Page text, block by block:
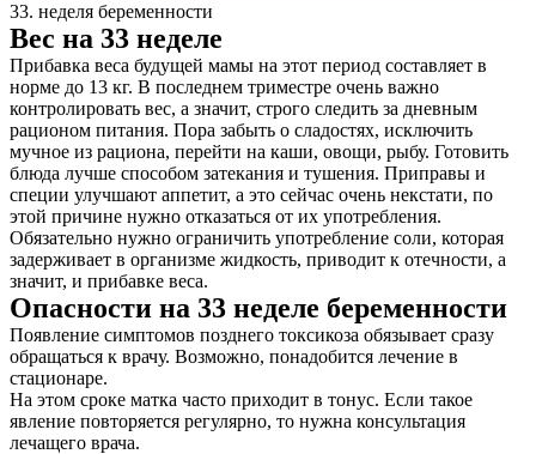
33. неделя беременности
Вес на 33 неделе
Прибавка веса будущей мамы на этот период составляет в
норме до 13 кг. В последнем триместре очень важно
контролировать вес, а значит, строго следить за дневным
рационом питания. Пора забыть о сладостях, исключить
мучное из рациона, перейти на каши, овощи, рыбу. Готовить
блюда лучше способом затекания и тушения. Приправы и
специи улучшают аппетит, а это сейчас очень некстати, по
этой причине нужно отказаться от их употребления.
Обязательно нужно ограничить употребление соли, которая
задерживает в организме жидкость, приводит к отечности, а
значит, и прибавке веса.
Опасности на 33 неделе беременности
Появление симптомов позднего токсикоза обязывает сразу
обращаться к врачу. Возможно, понадобится лечение в
стационаре.
На этом сроке матка часто приходит в тонус. Если такое
явление повторяется регулярно, то нужна консультация
лечащего врача.